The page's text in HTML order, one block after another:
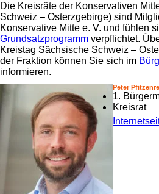
Die Kreisräte der Konservativen
Schweiz – Osterzgebirge) sind
Konservative Mitte e. V. und fühlen
Grundsatzprogramm verpflichtet.
Kreistag Sächsische Schweiz –
der Fraktion können Sie sich im
informieren.
Peter
1.
Kreisrat